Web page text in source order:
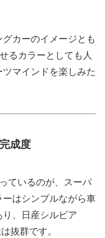
カーのイメージとも
るカラーとしても人
マインドを楽しみた
成度
ているのが、スーパ
はシンプルながら車
、日産シルビア
抜群です。